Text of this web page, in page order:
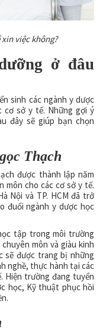
việc không?
ở đâu
sinh các ngành y dược
cơ sở y tế. Những gợi ý
đây sẽ giúp bạn chọn
Thạch
được thành lập năm
môn cho các cơ sở y tế.
Nội và TP. HCM đã trở
đuổi ngành y dược học
tập trong môi trường
môn và giàu kinh
sẽ được trang bị những
nghề, thực hành tại các
Hiện trường đang tuyển
học, Kỹ thuật phục hồi